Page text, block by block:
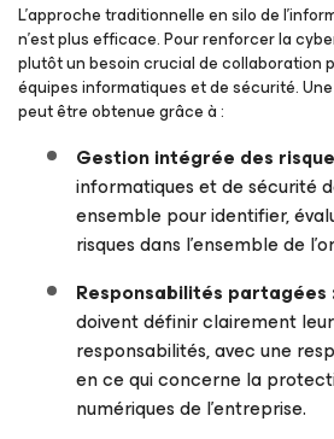
L’approche traditionnelle en silo de
n’est plus efficace. Pour renforcer la
plutôt un besoin crucial de collaboration
équipes informatiques et de sécurité.
peut être obtenue grâce à :
Gestion intégrée des
informatiques et de sécurité
ensemble pour identifier,
risques dans l’ensemble de
Responsabilités partagées
doivent définir clairement
responsabilités, avec une
en ce qui concerne la
numériques de l’entreprise.